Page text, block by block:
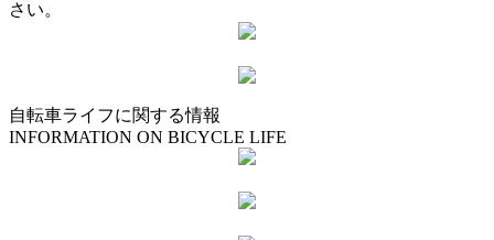
さい。
自転車ライフに関する情報
INFORMATION ON BICYCLE LIFE